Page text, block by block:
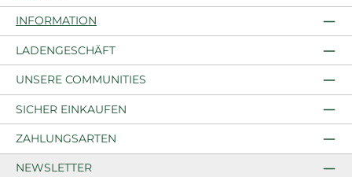
INFORMATION
LADENGESCHÄFT
UNSERE COMMUNITIES
SICHER EINKAUFEN
ZAHLUNGSARTEN
NEWSLETTER